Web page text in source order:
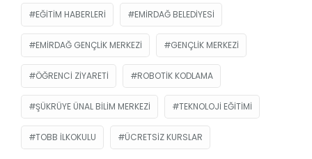
EĞITIM HABERLERI EMIRDAĞ BELEDIYESI
EMIRDAĞ GENÇLIK MERKEZI GENÇLIK MERKEZI
ÖĞRENCI ZIYARETI ROBOTIK KODLAMA
ŞÜKRÜYE ÜNAL BILIM MERKEZI TEKNOLOJI EĞITIMI
TOBB İLKOKULU ÜCRETSIZ KURSLAR